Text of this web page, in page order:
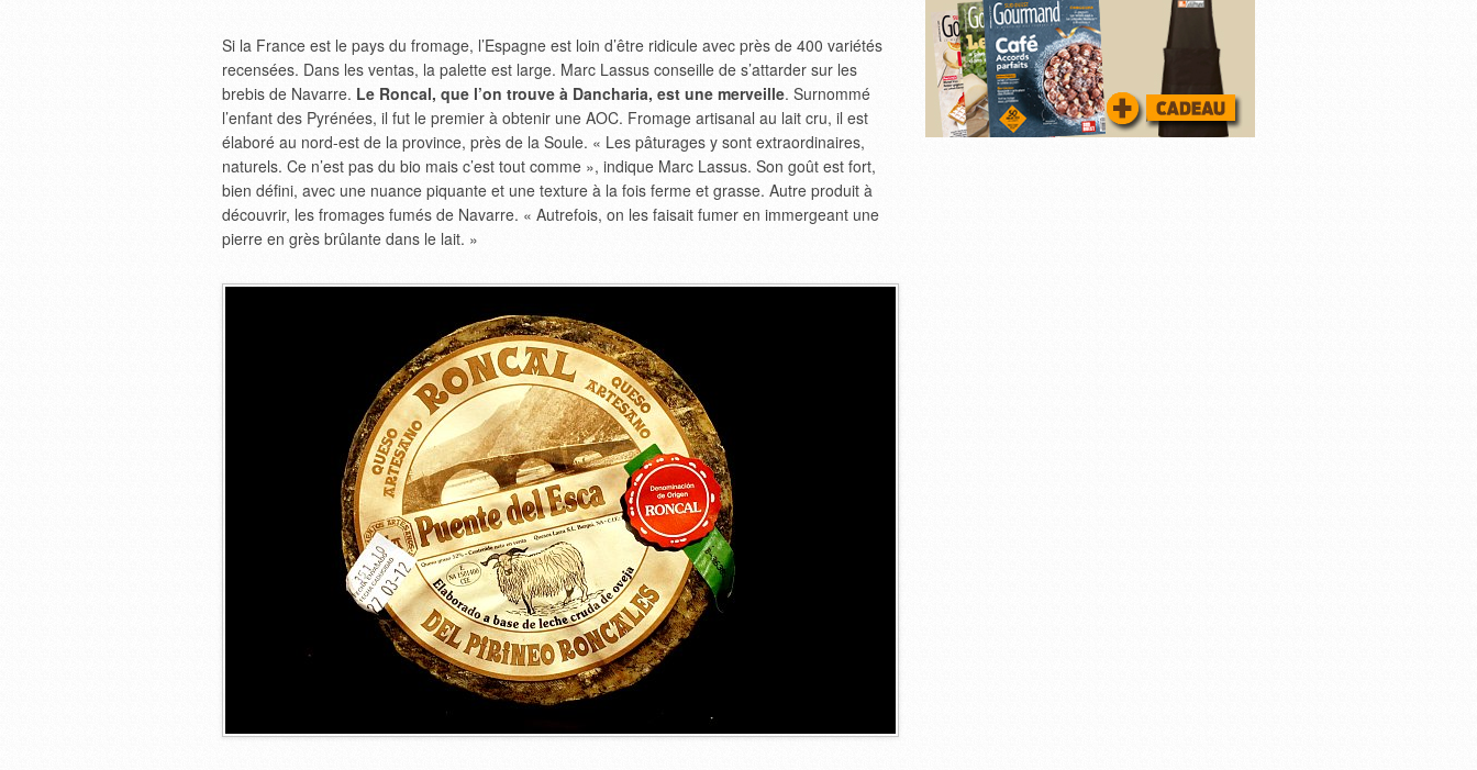
Si la France est le pays du fromage, l’Espagne est loin d’être ridicule avec près de 400 variétés
recensées. Dans les ventas, la palette est large. Marc Lassus conseille de s’attarder sur les
brebis de Navarre. Le Roncal, que l’on trouve à Dancharia, est une merveille. Surnommé
l’enfant des Pyrénées, il fut le premier à obtenir une AOC. Fromage artisanal au lait cru, il est
élaboré au nord-est de la province, près de la Soule. « Les pâturages y sont extraordinaires,
naturels. Ce n’est pas du bio mais c’est tout comme », indique Marc Lassus. Son goût est fort,
bien défini, avec une nuance piquante et une texture à la fois ferme et grasse. Autre produit à
découvrir, les fromages fumés de Navarre. « Autrefois, on les faisait fumer en immergeant une
pierre en grès brûlante dans le lait. »